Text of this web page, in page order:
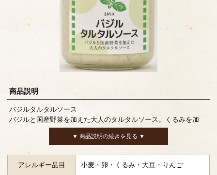
商品説明
バジルタルタルソース
バジルと国産野菜を加えた大人のタルタルソース。くるみを加
え、食感がクセになる逸品。
▼ 商品説明の続きを見る ▼
アレルギー品目 小麦・卵・くるみ・大豆・りんご